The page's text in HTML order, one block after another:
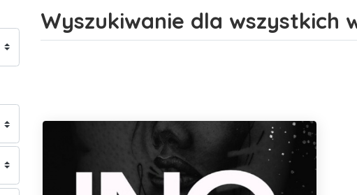
Wyszukiwanie dla wszystkich